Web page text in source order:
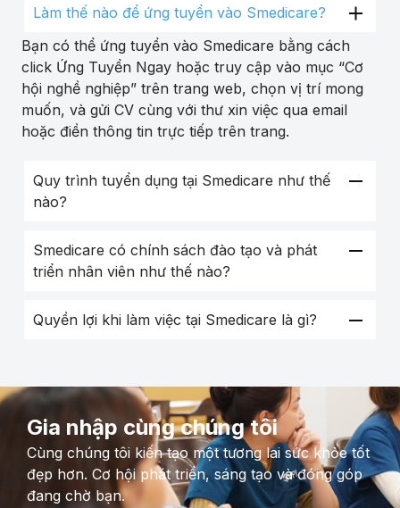
Làm thế nào để ứng tuyển vào Smedicare?
Bạn có thể ứng tuyển vào Smedicare bằng cách
click Ứng Tuyển Ngay hoặc truy cập vào mục “Cơ
hội nghề nghiệp” trên trang web, chọn vị trí mong
muốn, và gửi CV cùng với thư xin việc qua email
hoặc điền thông tin trực tiếp trên trang.
Quy trình tuyển dụng tại Smedicare như thế
nào?
Smedicare có chính sách đào tạo và phát
triển nhân viên như thế nào?
Quyền lợi khi làm việc tại Smedicare là gì?
Gia nhập cùng chúng tôi
Cùng chúng tôi kiến tạo một tương lai sức khỏe tốt
đẹp hơn. Cơ hội phát triển, sáng tạo và đóng góp
đang chờ bạn.